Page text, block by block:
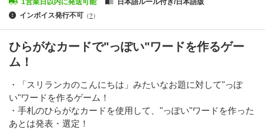
1営業日以内に発送可能
日本語ルール付き/日本語版
インボイス発行不可 （?）
ひらがなカードで"っぽい"ワードを作るゲー
ム！
・「スリランカのこんにちは」みたいなお題に対して"っぽ
い"ワードを作るゲーム！
・手札のひらがなカードを使用して、"っぽい"ワードを作った
あとは発表・選定！